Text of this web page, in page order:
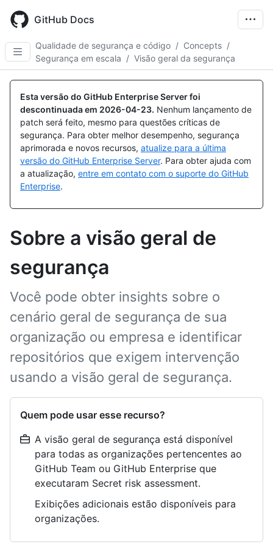
main
content
GitHub Docs
Qualidade de segurança e código / Concepts /
Segurança em escala / Visão geral da segurança
Esta versão do GitHub Enterprise Server foi
descontinuada em 2026-04-23. Nenhum lançamento de
patch será feito, mesmo para questões críticas de
segurança. Para obter melhor desempenho, segurança
aprimorada e novos recursos, atualize para a última
versão do GitHub Enterprise Server. Para obter ajuda com
a atualização, entre em contato com o suporte do GitHub
Enterprise.
Sobre a visão geral de
segurança
Você pode obter insights sobre o
cenário geral de segurança de sua
organização ou empresa e identificar
repositórios que exigem intervenção
usando a visão geral de segurança.
Quem pode usar esse recurso?
A visão geral de segurança está disponível
para todas as organizações pertencentes ao
GitHub Team ou GitHub Enterprise que
executaram Secret risk assessment.
Exibições adicionais estão disponíveis para
organizações.